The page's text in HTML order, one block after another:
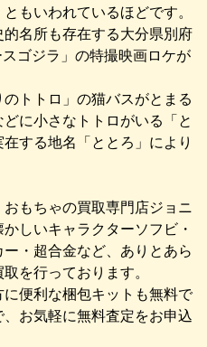
もいわれているほどです。
名所も存在する大分県別府
ゴジラ」の特撮映画ロケが
トトロ」の猫バスがとまる
に小さなトトロがいる「と
する地名「ととろ」により
もちゃの買取専門店ジョニ
しいキャラクターソフビ・
・超合金など、ありとあら
を行っております。
便利な梱包キットも無料で
お気軽に無料査定をお申込